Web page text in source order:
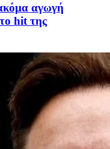
αγωγή
hit της